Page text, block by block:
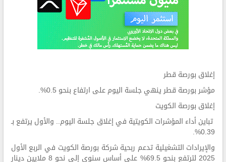
إغلاق بورصة قطر
مؤشر بورصة قطر ينهي جلسة اليوم على ارتفاع بنحو 0.5%.
إغلاق بورصة الكويت
تباين أداء المؤشرات الكويتية في إغلاق جلسة اليوم.. والأول يرتفع بـ
0.39%.
والإيرادات التشغيلية تدعم ربحية شركة بورصة الكويت في الربع الأول
2025 لترتفع بنحو 69.5% على أساس سنوي إلى نحو 8 ملايين دينار